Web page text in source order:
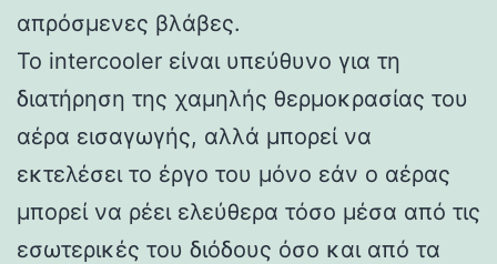
απρόσμενες βλάβες.
Το intercooler είναι υπεύθυνο για τη
διατήρηση της χαμηλής θερμοκρασίας του
αέρα εισαγωγής, αλλά μπορεί να
εκτελέσει το έργο του μόνο εάν ο αέρας
μπορεί να ρέει ελεύθερα τόσο μέσα από τις
εσωτερικές του διόδους όσο και από τα